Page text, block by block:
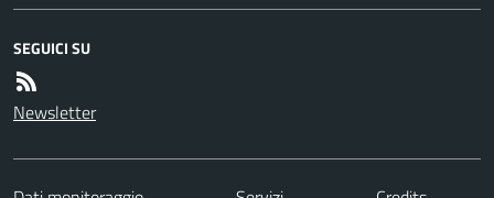
SEGUICI SU
Newsletter